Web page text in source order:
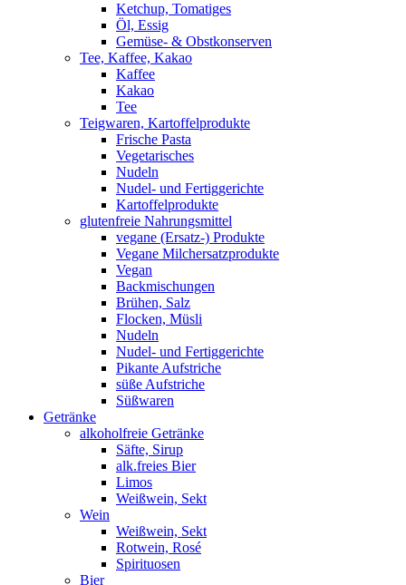
Ketchup, Tomatiges
Öl, Essig
Gemüse- & Obstkonserven
Tee, Kaffee, Kakao
Kaffee
Kakao
Tee
Teigwaren, Kartoffelprodukte
Frische Pasta
Vegetarisches
Nudeln
Nudel- und Fertiggerichte
Kartoffelprodukte
glutenfreie Nahrungsmittel
vegane (Ersatz-) Produkte
Vegane Milchersatzprodukte
Vegan
Backmischungen
Brühen, Salz
Flocken, Müsli
Nudeln
Nudel- und Fertiggerichte
Pikante Aufstriche
süße Aufstriche
Süßwaren
Getränke
alkoholfreie Getränke
Säfte, Sirup
alk.freies Bier
Limos
Weißwein, Sekt
Wein
Weißwein, Sekt
Rotwein, Rosé
Spirituosen
Bier